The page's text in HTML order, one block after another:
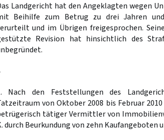
Landgericht hat den Angeklagten wegen
Beihilfe zum Betrug zu drei Jahren
und im Übrigen freigesprochen.
Revision hat hinsichtlich des
Nach den Feststellungen des
von Oktober 2008 bis Februar
tätiger Vermittler von
durch Beurkundung von zehn Kaufangeboten